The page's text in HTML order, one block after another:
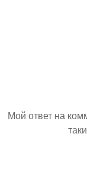
Мой ответ на